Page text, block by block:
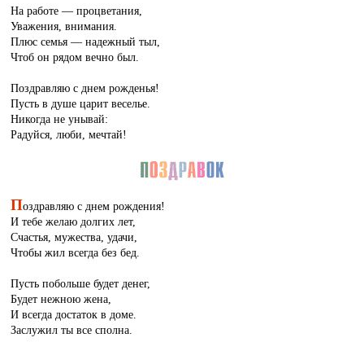
На работе — процветания,
Уважения, внимания.
Плюс семья — надежный тыл,
Чтоб он рядом вечно был.
Поздравляю с днем рожденья!
Пусть в душе царит веселье.
Никогда не унывай:
Радуйся, люби, мечтай!
Поздравляю с днем рождения!
И тебе желаю долгих лет,
Счастья, мужества, удачи,
Чтобы жил всегда без бед.
Пусть побольше будет денег,
Будет нежною жена,
И всегда достаток в доме.
Заслужил ты все сполна.